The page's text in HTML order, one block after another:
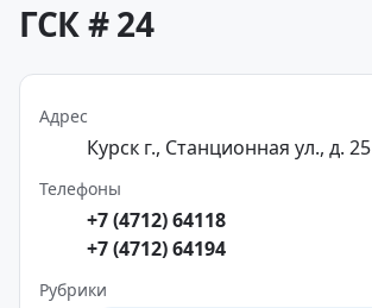
ГСК # 24
Адрес
Курск г., Станционная ул., д. 25
Телефоны
+7 (4712) 64118
+7 (4712) 64194
Рубрики